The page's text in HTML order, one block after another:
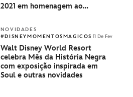
2021 em homenagem aos
NOVIDADES
#DISNEYMOMENTOSMAGICOS 11 De Fev
Walt Disney World Resort
celebra Mês da História Negra
com exposição inspirada em
Soul e outras novidades